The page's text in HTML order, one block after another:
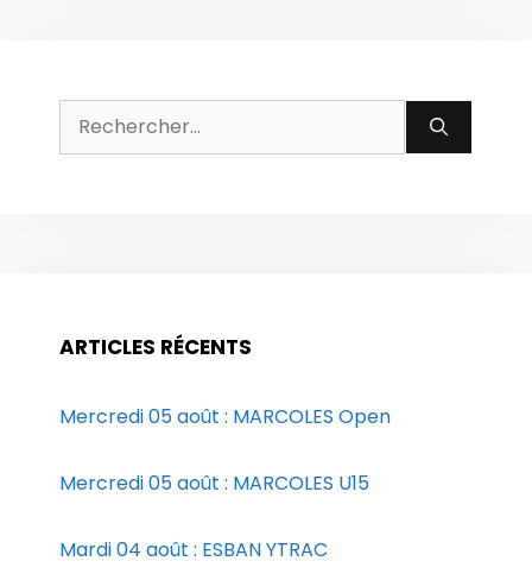
Rechercher :
ARTICLES RÉCENTS
Mercredi 05 août : MARCOLES Open
Mercredi 05 août : MARCOLES U15
Mardi 04 août : ESBAN YTRAC